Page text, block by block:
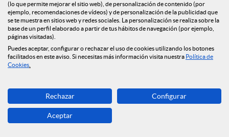
ambiente, elGrupo Caja de Ingenieros ha reforzado su
cartera de productos con el lanzamiento del nuevo
Préstamo ECO Rehabilita,
que estará disponible para sus
socios y socias, con el objetivo de colaborar en la concesión
(lo que permite mejorar el sitio web), de personalización de contenido (por
ejemplo, recomendaciones de vídeos) y de personalización de la publicidad que
se te muestra en sitios web y redes sociales. La personalización se realiza sobre la
base de un perfil elaborado a partir de tus hábitos de navegación (por ejemplo,
páginas visitadas).
Puedes aceptar, configurar o rechazar el uso de cookies utilizando los botones
facilitados en este aviso. Si necesitas más información visita nuestra Política de
Cookies
Rechazar Configurar
Aceptar